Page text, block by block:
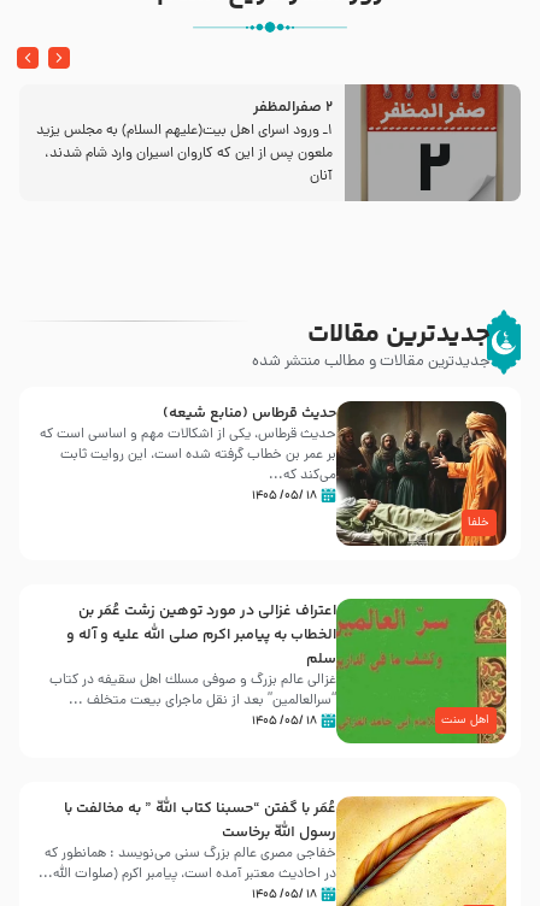
2 صفرالمظفر
1ـ ورود اسراى اهل بیت‌(علیهم السلام) به مجلس یزید
ملعون پس از این كه كاروان اسیران وارد شام شدند،
آنان
جدیدترین مقالات
جدیدترین مقالات و مطالب منتشر شده
خلفا
حدیث قرطاس (منابع شیعه)
حدیث قرطاس، یکی از اشکالات مهم و اساسی است که
بر عمر بن خطاب گرفته شده است، این روایت ثابت
می‌کند که...
۱۸ /۰۵/ ۱۴۰۵
اهل سنت
اعتراف غزالی در مورد توهین زشت عُمَر بن
الخطاب به پیامبر اکرم صلی الله علیه و آله و
سلم
غزالی عالم بزرگ و صوفی مسلك اهل سقيفه در کتاب
“سرالعالمین” بعد از نقل ماجرای بیعت متخلف ...
۱۸ /۰۵/ ۱۴۰۵
عُمَر با گفتن “حسبنا كتاب اللّه ” به مخالفت با
رسول اللّه برخاست
خفاجی مصری عالم بزرگ سنی می‌نویسد : همانطور که
در احادیث معتبر آمده است، پیامبر اکرم (صلوات اللّه...
۱۸ /۰۵/ ۱۴۰۵